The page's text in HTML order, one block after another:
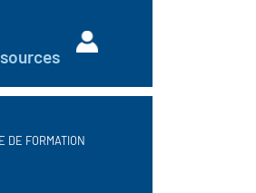
DE FORMATION